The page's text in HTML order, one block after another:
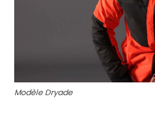
Modèle Dryade